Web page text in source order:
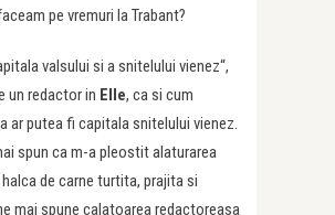
pe vremuri la Trabant?
valsului si a snitelului vienez“,
un redactor in Elle, ca si cum
ar putea fi capitala snitelului vienez.
spun ca m-a pleostit alaturarea
de carne turtita, prajita si
mai spune calatoarea redactoreasa